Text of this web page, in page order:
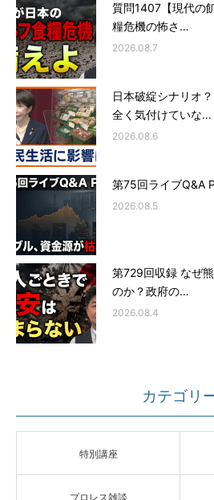
質問1407【現代の
糧危機の怖さ…
2026.08.7
日本破綻シナリオ
全く気付けていな…
2026.08.6
第75回ライブQ&A
2026.08.5
第729回収録 なぜ
のか？政府の…
2026.08.4
カテゴリ
特別講座
プロレス雑談